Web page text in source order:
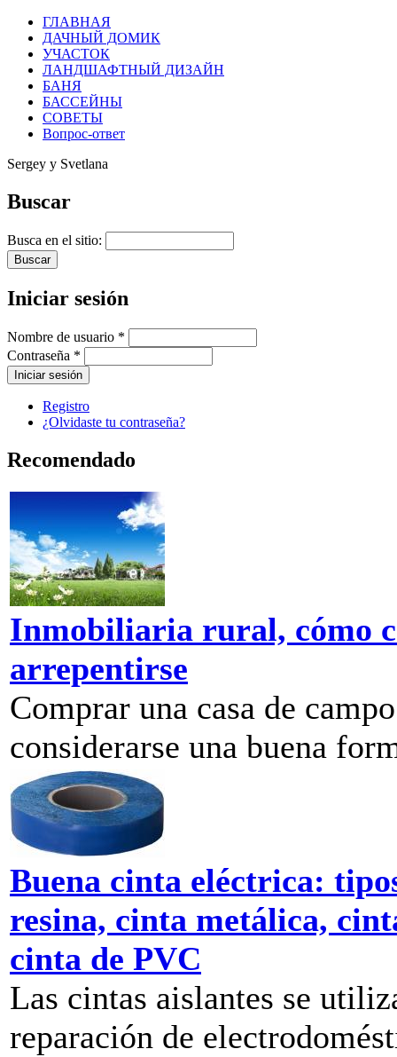
ГЛАВНАЯ
ДАЧНЫЙ ДОМИК
УЧАСТОК
ЛАНДШАФТНЫЙ ДИЗАЙН
БАНЯ
БАССЕЙНЫ
СОВЕТЫ
Вопрос-ответ
Sergey y Svetlana
Buscar
Busca en el sitio:
Iniciar sesión
Nombre de usuario *
Contraseña *
Registro
¿Olvidaste tu contraseña?
Recomendado
Inmobiliaria rural, cómo
arrepentirse
Comprar una casa de
considerarse una buena
Buena cinta eléctrica:
resina, cinta metálica,
cinta de PVC
Las cintas aislantes se
reparación de